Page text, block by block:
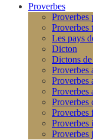
Proverbes
Proverbes
Proverbes
Les pays
Dicton
Dictons
Proverbes
Proverbes
Proverbes
Proverbes
Proverbes
Proverbes
Proverbes